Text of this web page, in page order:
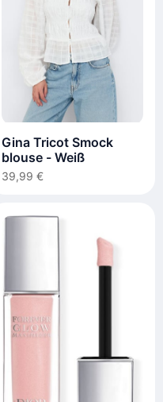
Gina Tricot Smock
blouse - Weiß
39,99 €